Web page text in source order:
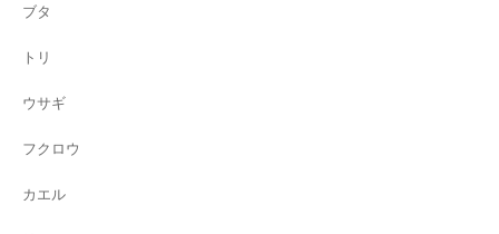
ブタ
トリ
ウサギ
フクロウ
カエル